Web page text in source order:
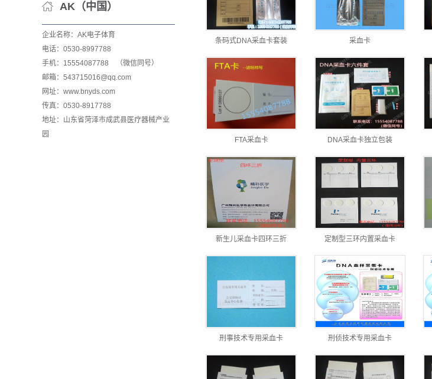
AK（中国）
企业名称：AK电子体育
电话：0530-8997788
手机：15554087788 （微信同号）
邮箱：543715016@qq.com
网址：www.bnyds.com
传真：0530-8917788
地址：山东省菏泽市成武县医疗器械产业
园
条码式DNA采血卡套装 采血卡
FTA采血卡 DNA采血卡独立包装
新生儿采血卡四环三折 定制型三环内置采血卡
刑事技术专用采血卡 刑侦技术专用采血卡